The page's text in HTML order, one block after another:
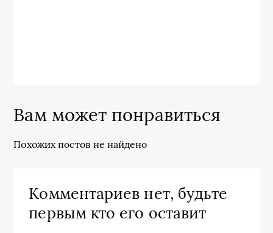
Вам может понравиться
Похожих постов не найдено
Комментариев нет, будьте
первым кто его оставит